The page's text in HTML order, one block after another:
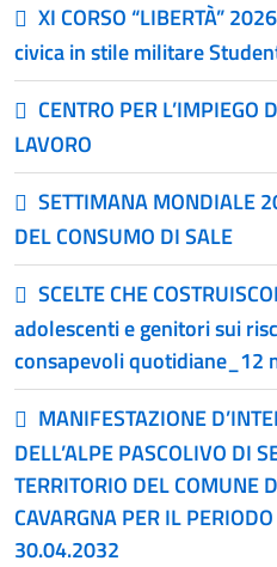
XI CORSO “LIBERTÀ”
civica in stile militare
CENTRO PER L’IMPIEGO
LAVORO
SETTIMANA MONDIALE
DEL CONSUMO DI SALE
SCELTE CHE
adolescenti e genitori sui
consapevoli quotidiane_12
MANIFESTAZIONE
DELL’ALPE PASCOLIVO DI
TERRITORIO DEL COMUNE
CAVARGNA PER IL
30.04.2032